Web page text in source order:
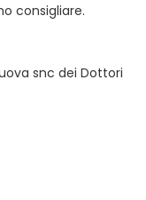
consigliare.
snc dei Dottori